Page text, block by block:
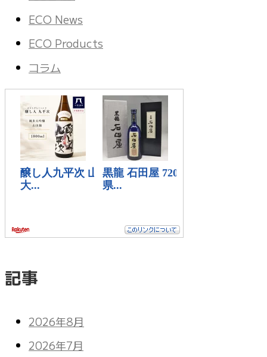
ECO News
ECO Products
コラム
記事
2026年8月
2026年7月